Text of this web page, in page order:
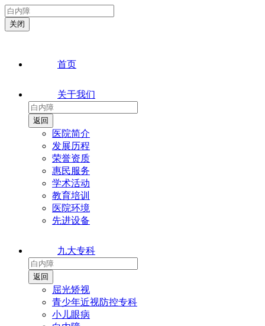
首页
关于我们
医院简介
发展历程
荣誉资质
惠民服务
学术活动
教育培训
医院环境
先进设备
九大专科
屈光矫视
青少年近视防控专科
小儿眼病